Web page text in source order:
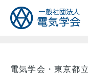
電気学会・東京都